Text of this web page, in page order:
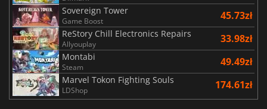
Sovereign Tower
Game Boost 45.73zł
ReStory Chill Electronics Repairs
Allyouplay 33.98zł
Montabi
Steam 49.49zł
Marvel Tokon Fighting Souls
LDShop 174.61zł